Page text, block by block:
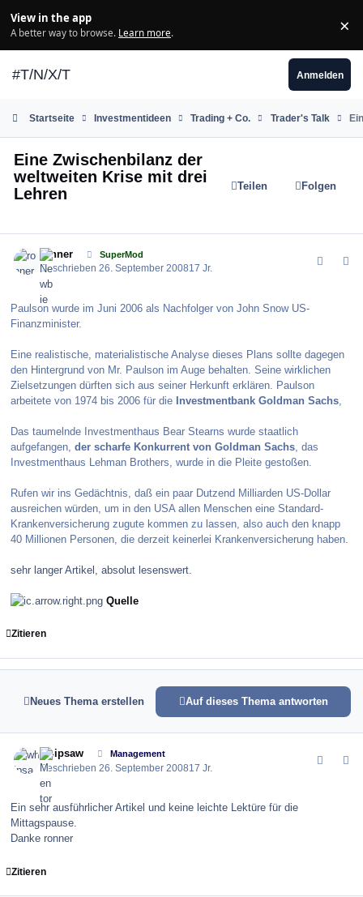
View in the app
A better way to browse. Learn more. ×
#T/N/X/T Anmelden
Startseite Investmentideen Trading + Co. Trader's Talk
Eine Zwischenbilanz der
weltweiten Krise mit drei
Lehren
Teilen Folgen
ronner SuperMod
Geschrieben26. September 200817 Jr.
Paulson wurde im Juni 2006 als Nachfolger von John Snow US-
Finanzminister.
Eine realistische, materialistische Analyse dieses Plans sollte dagegen
den Hintergrund von Mr. Paulson im Auge behalten. Seine wirklichen
Zielsetzungen dürften sich aus seiner Herkunft erklären. Paulson
arbeitete von 1974 bis 2006 für die Investmentbank Goldman Sachs,
Das taumelnde Investmenthaus Bear Stearns wurde staatlich
aufgefangen, der scharfe Konkurrent von Goldman Sachs, das
Investmenthaus Lehman Brothers, wurde in die Pleite gestoßen.
Rufen wir ins Gedächtnis, daß ein paar Dutzend Milliarden US-Dollar
ausreichen würden, um in den USA allen Menschen eine Standard-
Krankenversicherung zugute kommen zu lassen, also auch den knapp
40 Millionen Personen, die derzeit keinerlei Krankenversicherung haben.
sehr langer Artikel, absolut lesenswert.
Quelle
Zitieren
Neues Thema erstellen Auf dieses Thema antworten
whipsaw Management
Geschrieben26. September 200817 Jr.
Ein sehr ausführlicher Artikel und keine leichte Lektüre für die
Mittagspause.
Danke ronner
Zitieren